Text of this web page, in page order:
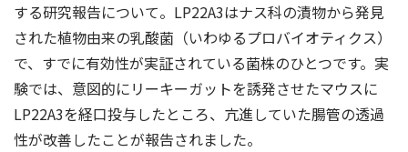
する研究報告について。LP22A3はナス科の漬物から発見
された植物由来の乳酸菌（いわゆるプロバイオティクス）
で、すでに有効性が実証されている菌株のひとつです。実
験では、意図的にリーキーガットを誘発させたマウスに
LP22A3を経口投与したところ、亢進していた腸管の透過
性が改善したことが報告されました。